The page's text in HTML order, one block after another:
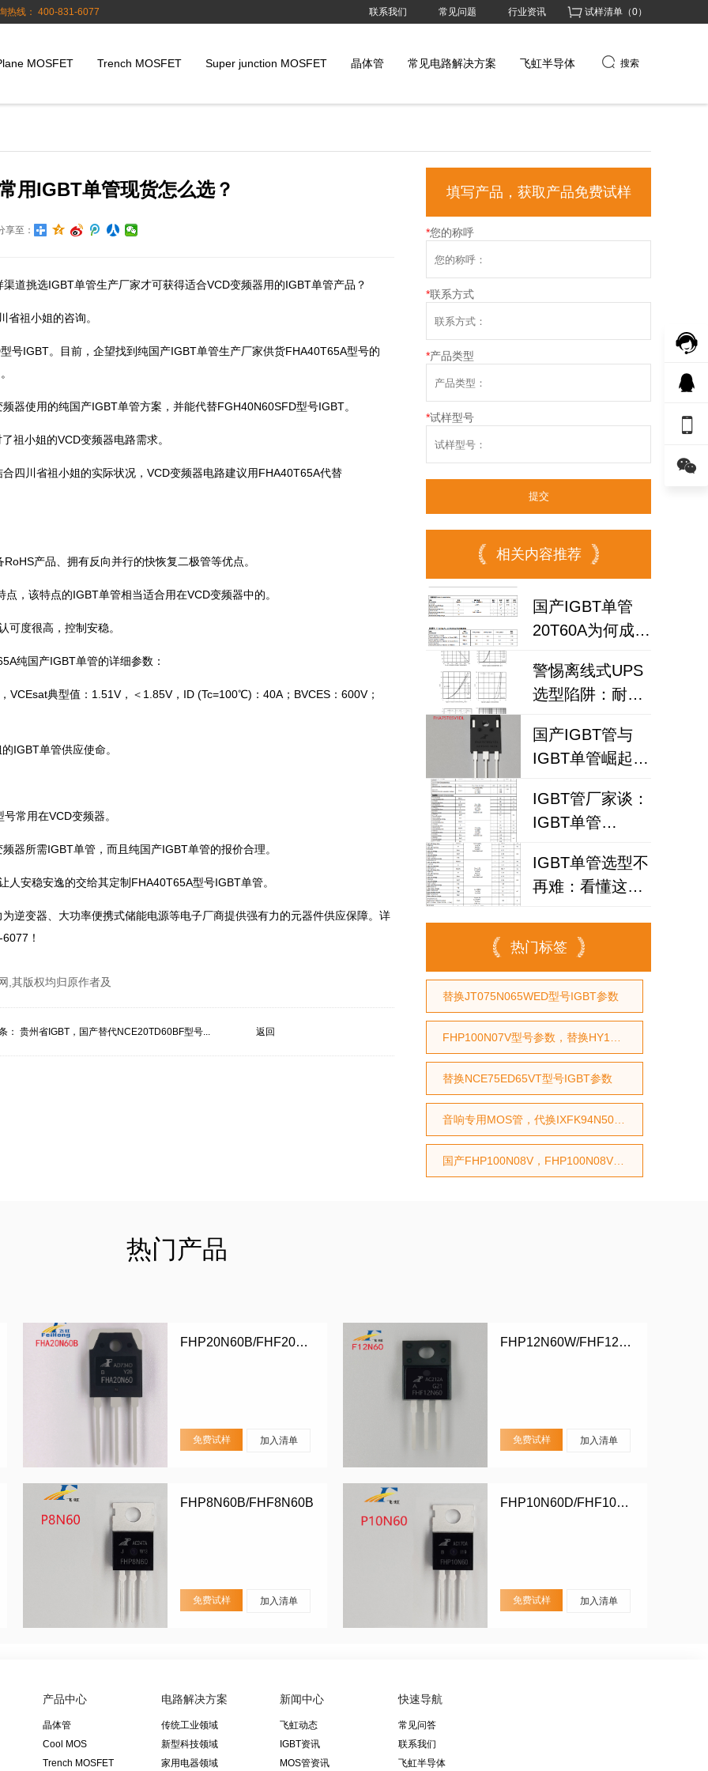
热线： 400-831-6077 联系我们 常见问题 行业资讯 试样清单（0）
MOSFET Trench MOSFET Super junction MOSFET 晶体管 常见电路解决方案 飞虹半导体 搜索
用IGBT单管现货怎么选？
享至：
道挑选IGBT单管生产厂家才可获得适合VCD变频器用的IGBT单管产品？
祖小姐的咨询。
号IGBT。目前，企望找到纯国产IGBT单管生产厂家供货FHA40T65A型号的
器使用的纯国产IGBT单管方案，并能代替FGH40N60SFD型号IGBT。
祖小姐的VCD变频器电路需求。
四川省祖小姐的实际状况，VCD变频器电路建议用FHA40T65A代替
产品、拥有反向并行的快恢复二极管等优点。
，该特点的IGBT单管相当适合用在VCD变频器中的。
可度很高，控制安稳。
纯国产IGBT单管的详细参数：
典型值：1.51V，＜1.85V，ID (Tc=100℃)：40A；BVCES：600V；
IGBT单管供应使命。
常用在VCD变频器。
器所需IGBT单管，而且纯国产IGBT单管的报价合理。
安稳安逸的交给其定制FHA40T65A型号IGBT单管。
逆变器、大功率便携式储能电源等电子厂商提供强有力的元器件供应保障。详
！
,其版权均归原作者及
： 贵州省IGBT，国产替代NCE20TD60BF型号... 返回
填写产品，获取产品免费试样
*您的称呼
*联系方式
*产品类型
*试样型号
相关内容推荐
国产IGBT单管
20T60A为何成为
能电源优选？
警惕离线式UPS
选型陷阱：耐压
FHA25T120A如
何破解散热失效
风险？
国产IGBT管与
IGBT单管崛起：
为何赢得工程师
青睐？igbt单管
厂家选型参考
IGBT管厂家谈：
IGBT单管
代替仙童
IGBT单管选型不
再难：看懂这个
计效率提升事半
功倍
热门标签
替换JT075N065WED型号IGBT参数
替换NCE75ED65VT型号IGBT参数
热门产品
FHP20N60B/FHF20N60B/FHA20N60B
免费试样 加入清单
FHP12N60W/FHF12N60W
免费试样 加入清单
FHP8N60B/FHF8N60B
免费试样 加入清单
FHP10N60D/FHF10N60D
免费试样 加入清单
产品中心
晶体管
Cool MOS
Trench MOSFET
电路解决方案
传统工业领域
新型科技领域
家用电器领域
新闻中心
飞虹动态
IGBT资讯
MOS管资讯
快速导航
常见问答
联系我们
飞虹半导体

